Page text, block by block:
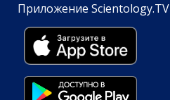
Приложение Scientology.TV